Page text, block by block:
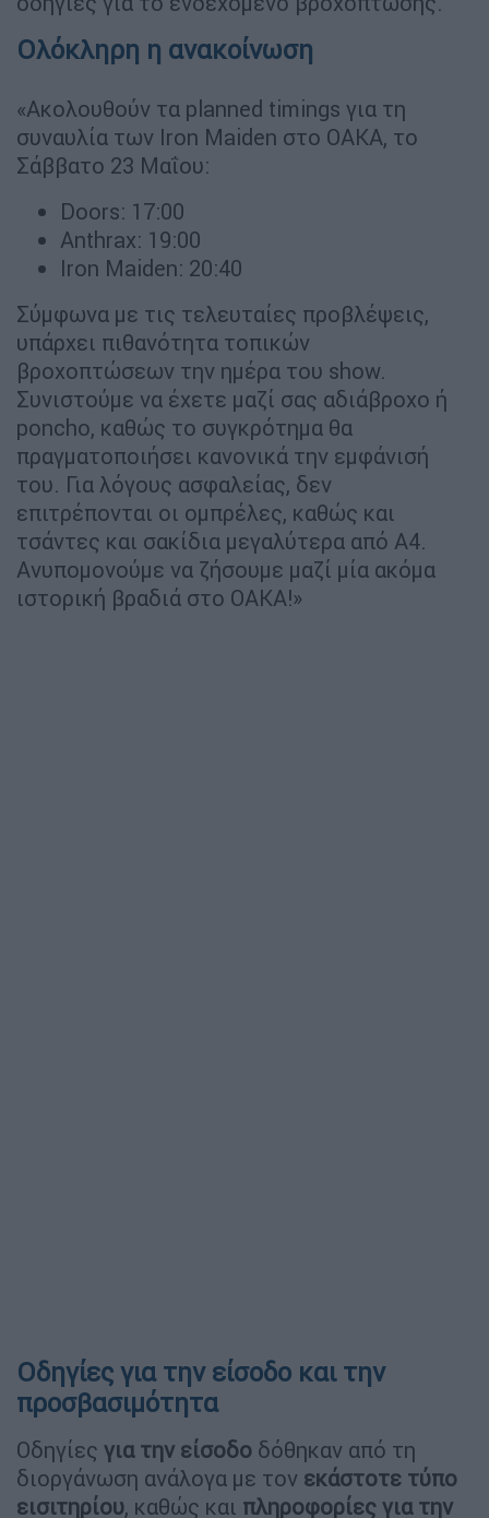
Ολόκληρη η ανακοίνωση
«Ακολουθούν τα planned timings για τη
συναυλία των Iron Maiden στο ΟΑΚΑ, το
Σάββατο 23 Μαΐου:
Doors: 17:00
Anthrax: 19:00
Iron Maiden: 20:40
Σύμφωνα με τις τελευταίες προβλέψεις,
υπάρχει πιθανότητα τοπικών
βροχοπτώσεων την ημέρα του show.
Συνιστούμε να έχετε μαζί σας αδιάβροχο ή
poncho, καθώς το συγκρότημα θα
πραγματοποιήσει κανονικά την εμφάνισή
του. Για λόγους ασφαλείας, δεν
επιτρέπονται οι ομπρέλες, καθώς και
τσάντες και σακίδια μεγαλύτερα από Α4.
Ανυπομονούμε να ζήσουμε μαζί μία ακόμα
ιστορική βραδιά στο ΟΑΚΑ!»
Οδηγίες για την είσοδο και την
προσβασιμότητα
Οδηγίες για την είσοδο δόθηκαν από τη
διοργάνωση ανάλογα με τον εκάστοτε τύπο
εισιτηρίου, καθώς και πληροφορίες για την